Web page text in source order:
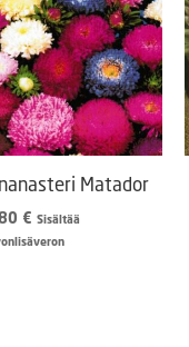
Matador
€ Sisältää